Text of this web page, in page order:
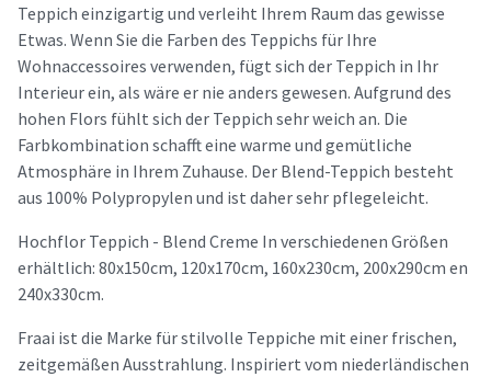
Teppich einzigartig und verleiht Ihrem Raum das gewisse
Etwas. Wenn Sie die Farben des Teppichs für Ihre
Wohnaccessoires verwenden, fügt sich der Teppich in Ihr
Interieur ein, als wäre er nie anders gewesen. Aufgrund des
hohen Flors fühlt sich der Teppich sehr weich an. Die
Farbkombination schafft eine warme und gemütliche
Atmosphäre in Ihrem Zuhause. Der Blend-Teppich besteht
aus 100% Polypropylen und ist daher sehr pflegeleicht.
Hochflor Teppich - Blend Creme In verschiedenen Größen
erhältlich: 80x150cm, 120x170cm, 160x230cm, 200x290cm en
240x330cm.
Fraai ist die Marke für stilvolle Teppiche mit einer frischen,
zeitgemäßen Ausstrahlung. Inspiriert vom niederländischen